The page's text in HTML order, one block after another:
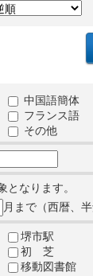
中国語簡体
フランス語
その他
なります。
月まで（西暦、半
堺市駅
初 芝
移動図書館